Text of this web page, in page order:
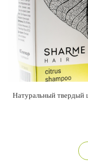
Натуральный твердый